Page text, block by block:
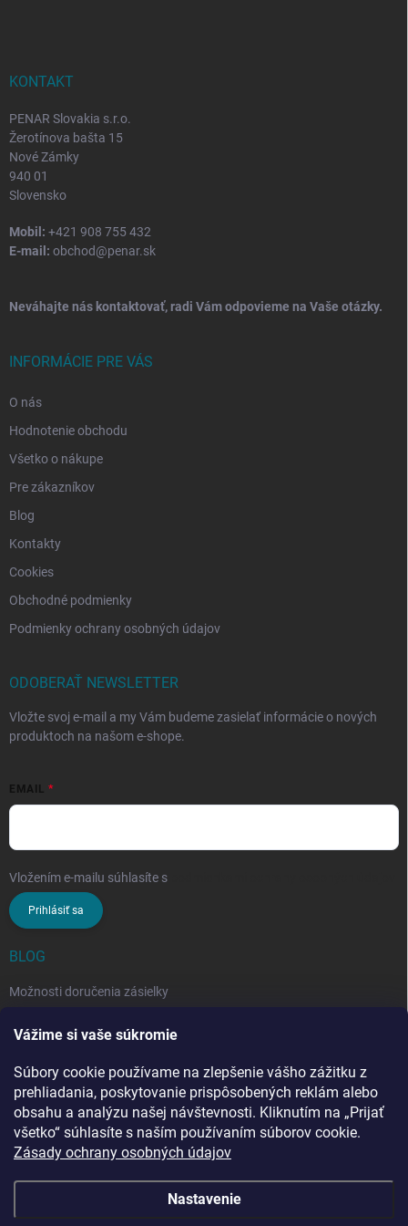
Vážime si vaše súkromie
Súbory cookie používame na zlepšenie vášho zážitku z
prehliadania, poskytovanie prispôsobených reklám alebo
obsahu a analýzu našej návštevnosti. Kliknutím na „Prijať
všetko“ súhlasíte s naším používaním súborov cookie.
Zásady ochrany osobných údajov
Nastavenie
KONTAKT
PENAR Slovakia s.r.o.
Žerotínova bašta 15
Nové Zámky
940 01
Slovensko
Mobil: +421 908 755 432
E-mail: obchod@penar.sk
Neváhajte nás kontaktovať, radi Vám odpovieme na Vaše otázky.
INFORMÁCIE PRE VÁS
O nás
Hodnotenie obchodu
Všetko o nákupe
Pre zákazníkov
Blog
Kontakty
Cookies
Obchodné podmienky
Podmienky ochrany osobných údajov
ODOBERAŤ NEWSLETTER
Vložte svoj e-mail a my Vám budeme zasielať informácie o nových
produktoch na našom e-shope.
EMAIL
Vložením e-mailu súhlasíte s
Prihlásiť sa
BLOG
Možnosti doručenia zásielky
vybrať?
Stropný sušiak bielizne na balkón: prečo si ho zvoliť? Týchto 7
benefitov si budete chváliť